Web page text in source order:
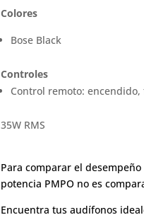
Colores
Bose Black
Controles
Control remoto:
35W RMS
Para comparar el
potencia PMPO no es
Encuentra tus audífonos